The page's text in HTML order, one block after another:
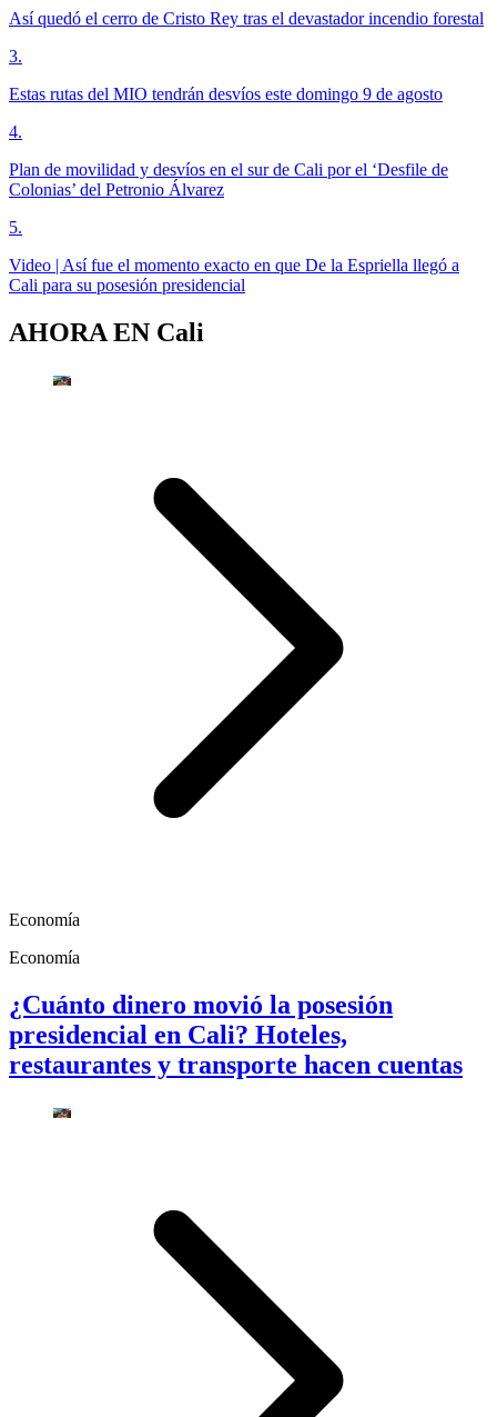
Así quedó el cerro de Cristo Rey tras el devastador incendio forestal
3.
Estas rutas del MIO tendrán desvíos este domingo 9 de agosto
4.
Plan de movilidad y desvíos en el sur de Cali por el ‘Desfile de
Colonias’ del Petronio Álvarez
5.
Video | Así fue el momento exacto en que De la Espriella llegó a
Cali para su posesión presidencial
AHORA EN Cali
Economía
Economía
¿Cuánto dinero movió la posesión
presidencial en Cali? Hoteles,
restaurantes y transporte hacen cuentas